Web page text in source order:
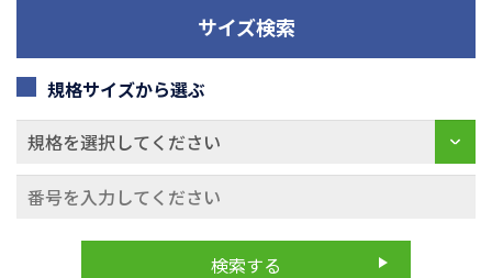
サイズ検索
規格サイズから選ぶ